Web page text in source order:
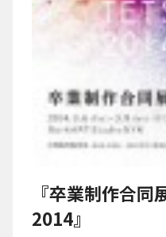
『卒業制作合
2014』